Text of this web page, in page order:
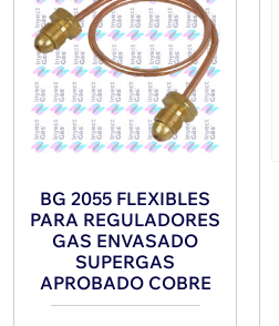
BG 2055 FLEXIBLES
PARA REGULADORES
GAS ENVASADO
SUPERGAS
APROBADO COBRE